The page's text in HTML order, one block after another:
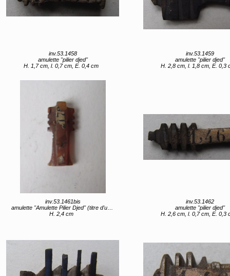
inv.53.1458
amulette "pilier djed"
H. 1,7 cm, l. 0,7 cm, E. 0,4 cm
inv.53.1459
amulette "pilier djed"
H. 2,8 cm, l. 1,8 cm, E. 0,3
inv.53.1461bis
amulette "Amulette Pilier Djed" (titre d'usage)
H. 2,4 cm
inv.53.1462
amulette "pilier djed"
H. 2,6 cm, l. 0,7 cm, E. 0,3